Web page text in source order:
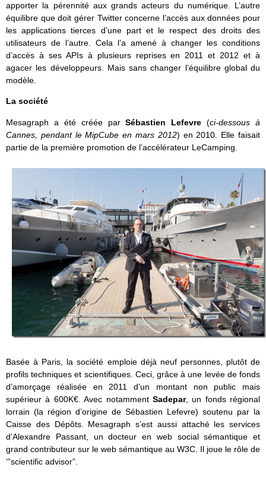
apporter la pérennité aux grands acteurs du numérique. L’autre
équilibre que doit gérer Twitter concerne l’accès aux données pour
les applications tierces d’une part et le respect des droits des
utilisateurs de l’autre. Cela l’a amené à changer les conditions
d’accès à ses APIs à plusieurs reprises en 2011 et 2012 et à
agacer les développeurs. Mais sans changer l’équilibre global du
modèle.
La société
Mesagraph a été créée parSébastien Lefevre(ci-dessous à
Cannes, pendant le MipCube en mars 2012) en 2010. Elle faisait
partie de la première promotion de l’accélérateur LeCamping.
Basée à Paris, la société emploie déjà neuf personnes, plutôt de
profils techniques et scientifiques. Ceci, grâce à une levée de fonds
d’amorçage réalisée en 2011 d’un montant non public mais
supérieur à 600K€. Avec notamment Sadepar, un fonds régional
lorrain (la région d’origine de Sébastien Lefevre) soutenu par la
Caisse des Dépôts. Mesagraph s’est aussi attaché les services
d’Alexandre Passant, un docteur en web social sémantique et
grand contributeur sur le web sémantique au W3C. Il joue le rôle de
‘”scientific advisor”.